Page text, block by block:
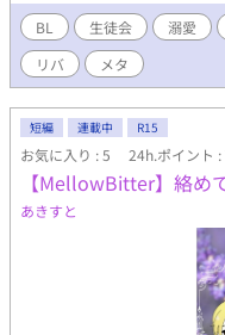
生スタート時 [書庫企画ル
マお気に入り・表紙絵フ
判 等々、反響お待ちして
https://
BL 生徒会 溺愛
リバ
メタ
短編 連載中 R15
お気に入り : 5 24h.ポイント :
【MellowBitter】絡め
あきすと